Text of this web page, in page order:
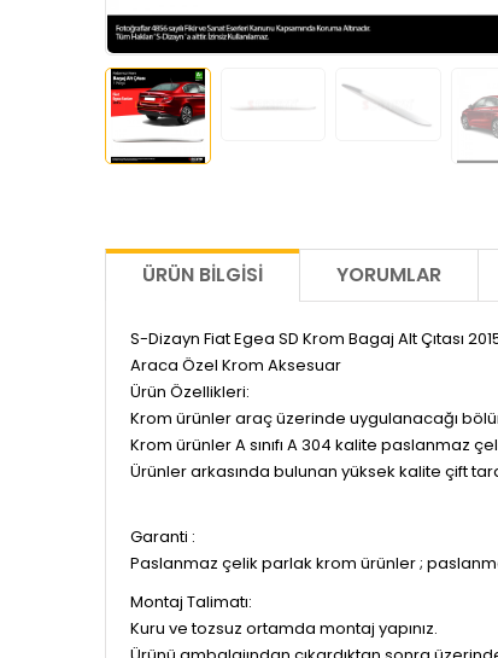
ÜRÜN BILGISI YORUMLAR
S-Dizayn Fiat Egea SD Krom Bagaj Alt Çıtası
Araca Özel Krom Aksesuar
Ürün Özellikleri:
Krom ürünler araç üzerinde uygulanacağı
Krom ürünler A sınıfı A 304 kalite paslanmaz
Ürünler arkasında bulunan yüksek kalite çift
Garanti :
Paslanmaz çelik parlak krom ürünler ;
Montaj Talimatı:
Kuru ve tozsuz ortamda montaj yapınız.